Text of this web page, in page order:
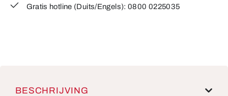
Gratis hotline (Duits/Engels): 0800 0225035
BESCHRIJVING